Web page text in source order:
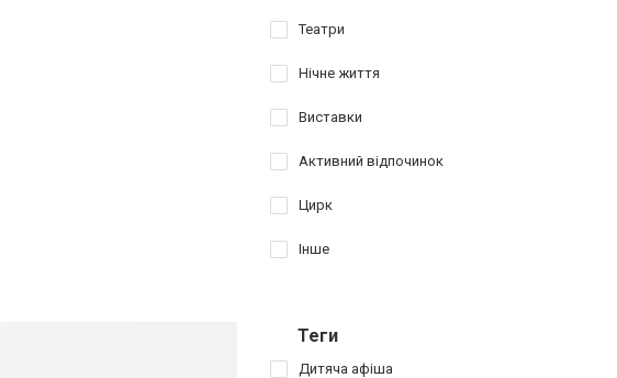
Театри
Нічне життя
Виставки
Активний відпочинок
Цирк
Інше
Теги
Дитяча афіша